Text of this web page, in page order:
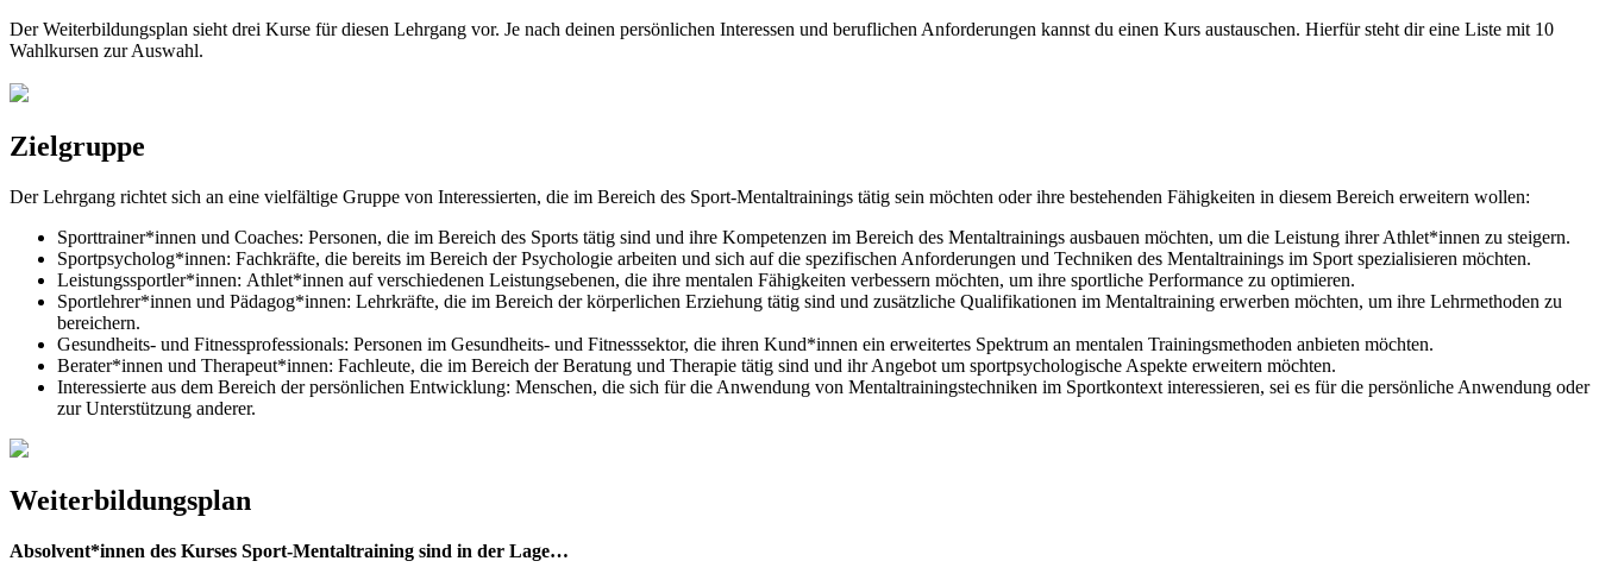
Der Weiterbildungsplan sieht drei Kurse für diesen Lehrgang vor. Je nach deinen persönlichen Interessen und beruflichen Anforderungen kannst du einen Kurs austauschen. Hierfür steht dir eine Liste mit 10
Wahlkursen zur Auswahl.
Zielgruppe
Der Lehrgang richtet sich an eine vielfältige Gruppe von Interessierten, die im Bereich des Sport-Mentaltrainings tätig sein möchten oder ihre bestehenden Fähigkeiten in diesem Bereich erweitern wollen:
Sporttrainer*innen und Coaches: Personen, die im Bereich des Sports tätig sind und ihre Kompetenzen im Bereich des Mentaltrainings ausbauen möchten, um die Leistung ihrer Athlet*innen zu steigern.
Sportpsycholog*innen: Fachkräfte, die bereits im Bereich der Psychologie arbeiten und sich auf die spezifischen Anforderungen und Techniken des Mentaltrainings im Sport spezialisieren möchten.
Leistungssportler*innen: Athlet*innen auf verschiedenen Leistungsebenen, die ihre mentalen Fähigkeiten verbessern möchten, um ihre sportliche Performance zu optimieren.
Sportlehrer*innen und Pädagog*innen: Lehrkräfte, die im Bereich der körperlichen Erziehung tätig sind und zusätzliche Qualifikationen im Mentaltraining erwerben möchten, um ihre Lehrmethoden zu
bereichern.
Gesundheits- und Fitnessprofessionals: Personen im Gesundheits- und Fitnesssektor, die ihren Kund*innen ein erweitertes Spektrum an mentalen Trainingsmethoden anbieten möchten.
Berater*innen und Therapeut*innen: Fachleute, die im Bereich der Beratung und Therapie tätig sind und ihr Angebot um sportpsychologische Aspekte erweitern möchten.
Interessierte aus dem Bereich der persönlichen Entwicklung: Menschen, die sich für die Anwendung von Mentaltrainingstechniken im Sportkontext interessieren, sei es für die persönliche Anwendung oder
zur Unterstützung anderer.
Weiterbildungsplan
Absolvent*innen des Kurses Sport-Mentaltraining sind in der Lage…